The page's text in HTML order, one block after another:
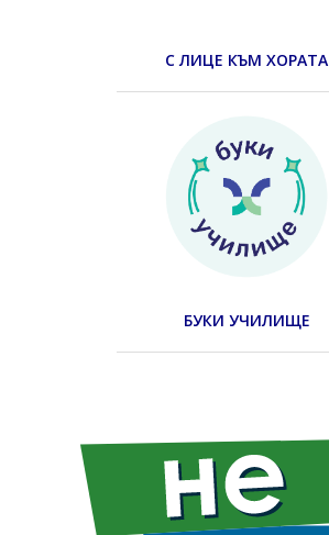
С ЛИЦЕ КЪМ ХОРАТА
БУКИ УЧИЛИЩЕ